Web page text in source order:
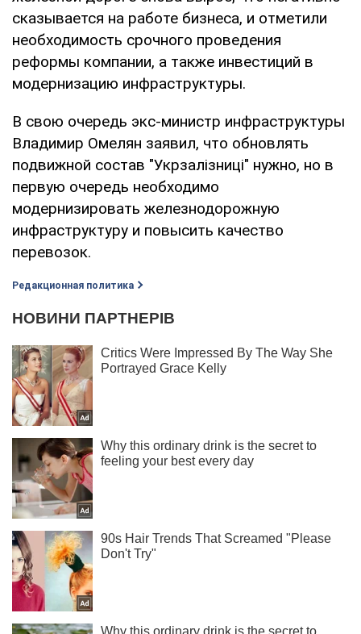
сказывается на работе бизнеса, и отметили
необходимость срочного проведения
реформы компании, а также инвестиций в
модернизацию инфраструктуры.
В свою очередь экс-министр инфраструктуры
Владимир Омелян заявил, что обновлять
подвижной состав "Укрзалізниці" нужно, но в
первую очередь необходимо
модернизировать железнодорожную
инфраструктуру и повысить качество
перевозок.
Редакционная политика